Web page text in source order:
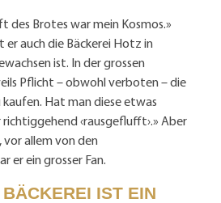
des Brotes war mein Kosmos.»
er auch die Bäckerei Hotz in
ist. In der grossen
Pflicht – obwohl verboten – die
Hat man diese etwas
‹rausgeflufft›.» Aber
vor allem von den
er ein grosser Fan.
IST EIN